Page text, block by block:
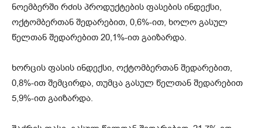
ნოემბერში რძის პროდუქტების ფასების ინდექსი,
ოქტომბერთან შედარებით, 0,6%-ით, ხოლო გასულ
წელთან შედარებით 20,1%-ით გაიზარდა.
ხორცის ფასის ინდექსი, ოქტომბერთან შედარებით,
0,8%-ით შემცირდა, თუმცა გასულ წელთან შედარებით
5,9%-ით გაიზარდა.